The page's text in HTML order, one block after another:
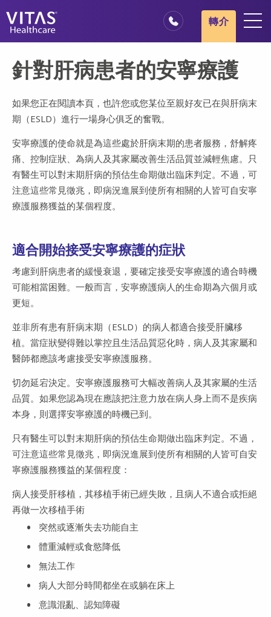
安寧療護基本概述
我們的服務
醫療服務專業人員
家庭與照顧者
轉介
針對肝病患者的安寧療護
如果您正在閱讀本頁，也許您或您某位至親好友已在與肝病末
期（ESLD）進行一場身心俱乏的奮戰。
安寧療護的使命就是為這些處於肝病末期的患者服務，舒解疼
痛、控制症狀、為病人及其家屬改善生活品質並減輕焦慮。只
有醫生可以對末期肝病的預估生命期做出臨床判定。不過，可
注意這些常見徵兆，即病況進展到使所有相關的人皆可自安寧
療護服務獲益的某個程度。
適合開始接受安寧療護的症狀
考慮到肝病患者的緩慢衰退，要確定接受安寧療護的適合時機
可能相當困難。一般而言，安寧療護病人的生命期為六個月或
更短。
並非所有患有肝病末期（ESLD）的病人都適合接受肝臟移
植。當症狀變得難以掌控且生活品質惡化時，病人及其家屬和
醫師都應該考慮接受安寧療護服務。
切勿延宕決定。安寧療護服務可大幅改善病人及其家屬的生活
品質。如果您認為現在應該把注意力放在病人身上而不是疾病
本身，則選擇安寧療護的時機已到。
只有醫生可以對末期肝病的預估生命期做出臨床判定。不過，
可注意這些常見徵兆，即病況進展到使所有相關的人皆可自安
寧療護服務獲益的某個程度：
病人接受肝移植，其移植手術已經失敗，且病人不適合或拒絕
再做一次移植手術
突然或逐漸失去功能自主
體重減輕或食慾降低
無法工作
病人大部分時間都坐在或躺在床上
意識混亂、認知障礙